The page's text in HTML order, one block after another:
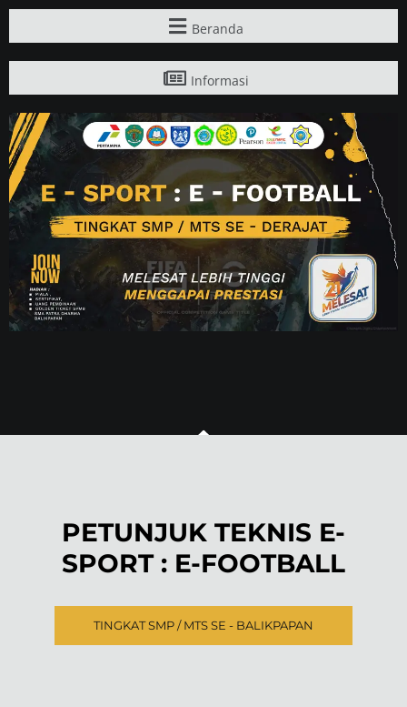
Beranda
Informasi
PETUNJUK TEKNIS E-
SPORT : E-FOOTBALL
TINGKAT SMP / MTS SE - BALIKPAPAN